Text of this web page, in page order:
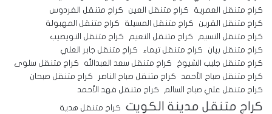
كراج متنقل العمرية
كراج متنقل العين
كراج متنقل الفردوس
كراج متنقل القرين
كراج متنقل المسيلة
كراج متنقل المهبولة
كراج متنقل النسيم
كراج متنقل النعيم
كراج متنقل النويصيب
كراج متنقل بيان
كراج متنقل تيماء
كراج متنقل جابر العلي
كراج متنقل جليب الشيوخ
كراج متنقل سعد العبدالله
كراج متنقل سلوى
كراج متنقل صباح الأحمد
كراج متنقل صباح الناصر
كراج متنقل صبحان
كراج متنقل علي صباح السالم
كراج متنقل فهد الأحمد
كراج متنقل مدينة الكويت
كراج متنقل هدية